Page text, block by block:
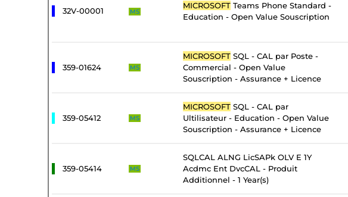
32V-00001 MS
MICROSOFT Teams Phone Standard -
Education - Open Value Souscription
359-01624 MS
MICROSOFT SQL - CAL par Poste -
Commercial - Open Value
Souscription - Assurance + Licence
359-05412 MS
MICROSOFT SQL - CAL par
Ultilisateur - Education - Open Value
Souscription - Assurance + Licence
359-05414 MS
SQLCAL ALNG LicSAPk OLV E 1Y
Acdmc Ent DvcCAL - Produit
Additionnel - 1 Year(s)